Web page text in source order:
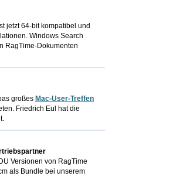
jetzt 64-bit kompatibel und
Windows Search
RagTime-Dokumenten
großes Mac-User-Treffen
Friedrich Eul hat die
Versionen von RagTime
als Bundle bei unserem